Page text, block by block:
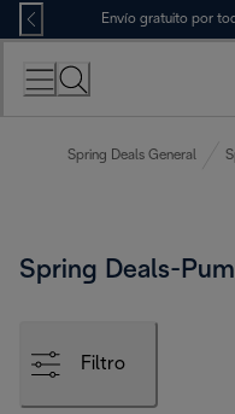
Skip
to
Content
Envío gratuito por
Spring Deals General
Spring Deals-
Filtro